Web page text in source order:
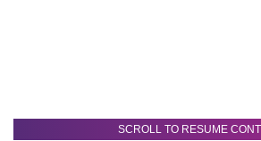
SCROLL TO RESUME